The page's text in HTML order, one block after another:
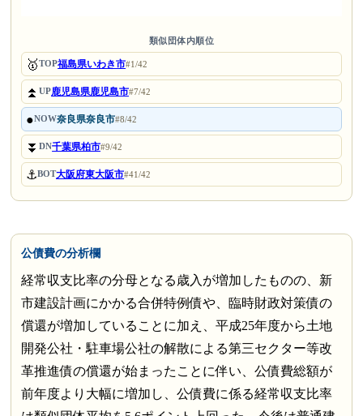
類似団体内順位
🥇TOP福島県いわき市#1/42
⏫UP鹿児島県鹿児島市#7/42
●NOW奈良県奈良市#8/42
⏬DN千葉県柏市#9/42
⚓BOT大阪府東大阪市#41/42
公債費の分析欄
経常収支比率の分母となる歳入が増加したものの、新
市建設計画にかかる合併特例債や、臨時財政対策債の
償還が増加していることに加え、平成25年度から土地
開発公社・駐車場公社の解散による第三セクター等改
革推進債の償還が始まったことに伴い、公債費総額が
前年度より大幅に増加し、公債費に係る経常収支比率